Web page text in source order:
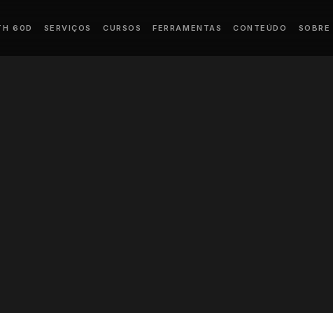
60D SERVIÇOS CURSOS FERRAMENTAS CONTEÚDO SOBRE